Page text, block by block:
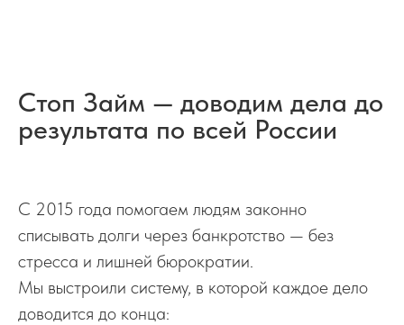
Стоп Займ — доводим дела до
результата по всей России
С 2015 года помогаем людям законно
списывать долги через банкротство — без
стресса и лишней бюрократии.
Мы выстроили систему, в которой каждое дело
доводится до конца: